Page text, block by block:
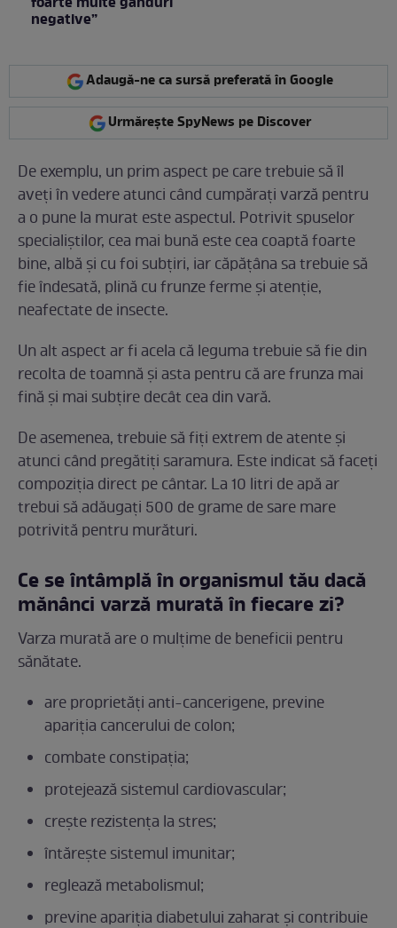
negative”
Adaugă-ne ca sursă preferată în Google
Urmărește SpyNews pe Discover
De exemplu, un prim aspect pe care trebuie să îl
aveți în vedere atunci când cumpărați varză pentru
a o pune la murat este aspectul. Potrivit spuselor
specialiștilor, cea mai bună este cea coaptă foarte
bine, albă și cu foi subțiri, iar căpățâna sa trebuie să
fie îndesată, plină cu frunze ferme și atenție,
neafectate de insecte.
Un alt aspect ar fi acela că leguma trebuie să fie din
recolta de toamnă și asta pentru că are frunza mai
fină și mai subțire decât cea din vară.
De asemenea, trebuie să fiți extrem de atente și
atunci când pregătiți saramura. Este indicat să faceți
compoziția direct pe cântar. La 10 litri de apă ar
trebui să adăugați 500 de grame de sare mare
potrivită pentru murături.
Ce se întâmplă în organismul tău dacă
mănânci varză murată în fiecare zi?
Varza murată are o mulţime de beneficii pentru
sănătate.
are proprietăți anti-cancerigene, previne
apariţia cancerului de colon;
combate constipaţia;
protejează sistemul cardiovascular;
creşte rezistenţa la stres;
întăreşte sistemul imunitar;
reglează metabolismul;
previne apariţia diabetului zaharat şi contribuie